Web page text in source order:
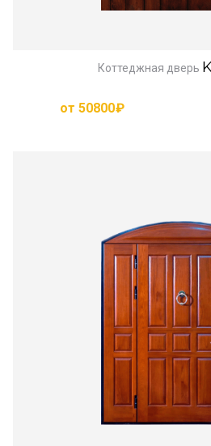
Коттеджная дверь
от 50800₽